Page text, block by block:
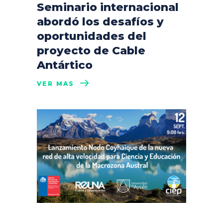
Seminario internacional
abordó los desafíos y
oportunidades del
proyecto de Cable
Antártico
VER MÁS